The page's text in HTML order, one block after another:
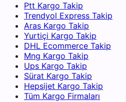
Ptt Kargo Takip
Trendyol Express Takip
Aras Kargo Takip
Yurtiçi Kargo Takip
DHL Ecommerce Takip
Mng Kargo Takip
Ups Kargo Takip
Sürat Kargo Takip
Hepsijet Kargo Takip
Tüm Kargo Firmaları